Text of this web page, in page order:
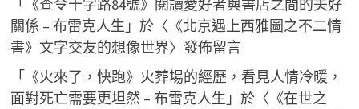
「 《查令十字路84號》閱讀愛好者與書店之間的美好
關係 – 布雷克人生 」於〈 《北京遇上西雅圖之不二情
書》文字交友的想像世界〉發佈留言
「 《火來了，快跑》火葬場的經歷，看見人情冷暖，
面對死亡需要更坦然 – 布雷克人生 」於〈 《在世之